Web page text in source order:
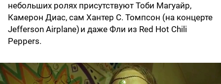
небольших ролях присутствуют Тоби Магуайр,
Камерон Диас, сам Хантер С. Томпсон (на концерте
Jefferson Airplane) и даже Фли из Red Hot Chili
Peppers.